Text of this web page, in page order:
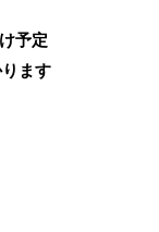
予定
ります